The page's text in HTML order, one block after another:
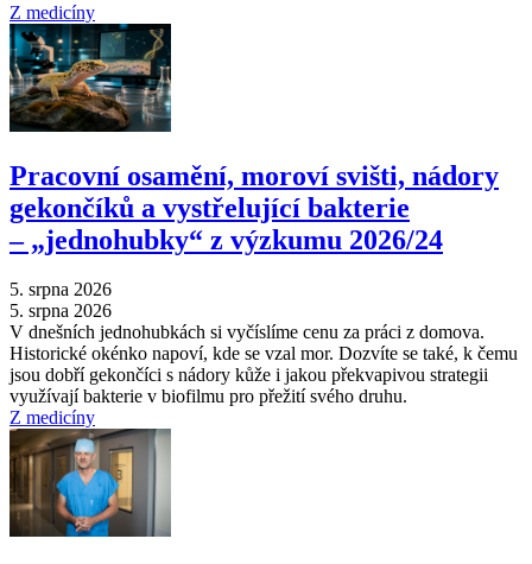
Z medicíny
Pracovní osamění, moroví svišti, nádory
gekončíků a vystřelující bakterie
–⁠ „jednohubky“ z výzkumu 2026/24
5. srpna 2026
5. srpna 2026
V dnešních jednohubkách si vyčíslíme cenu za práci z domova.
Historické okénko napoví, kde se vzal mor. Dozvíte se také, k čemu
jsou dobří gekončíci s nádory kůže i jakou překvapivou strategii
využívají bakterie v biofilmu pro přežití svého druhu.
Z medicíny